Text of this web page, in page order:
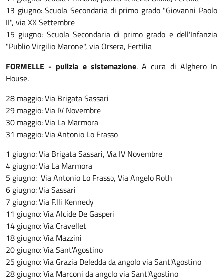
13 giugno: Scuola Secondaria di primo grado "Giovanni Paolo
II", via XX Settembre
15 giugno: Scuola Secondaria di primo grado e dell'Infanzia
"Publio Virgilio Marone", via Orsera, Fertilia
FORMELLE - pulizia e sistemazione. A cura di Alghero In
House.
28 maggio: Via Brigata Sassari
29 maggio: Via IV Novembre
30 maggio: Via La Marmora
31 maggio: Via Antonio Lo Frasso
1 giugno: Via Brigata Sassari, Via IV Novembre
4 giugno: Via La Marmora
5 giugno: Via Antonio Lo Frasso, Via Angelo Roth
6 giugno: Via Sassari
7 giugno: Via F.lli Kennedy
11 giugno: Via Alcide De Gasperi
14 giugno: Via Cravellet
18 giugno: Via Mazzini
20 giugno: Via Sant'Agostino
25 giugno: Via Grazia Deledda da angolo via Sant'Agostino
28 giugno: Via Marconi da angolo via Sant'Agostino